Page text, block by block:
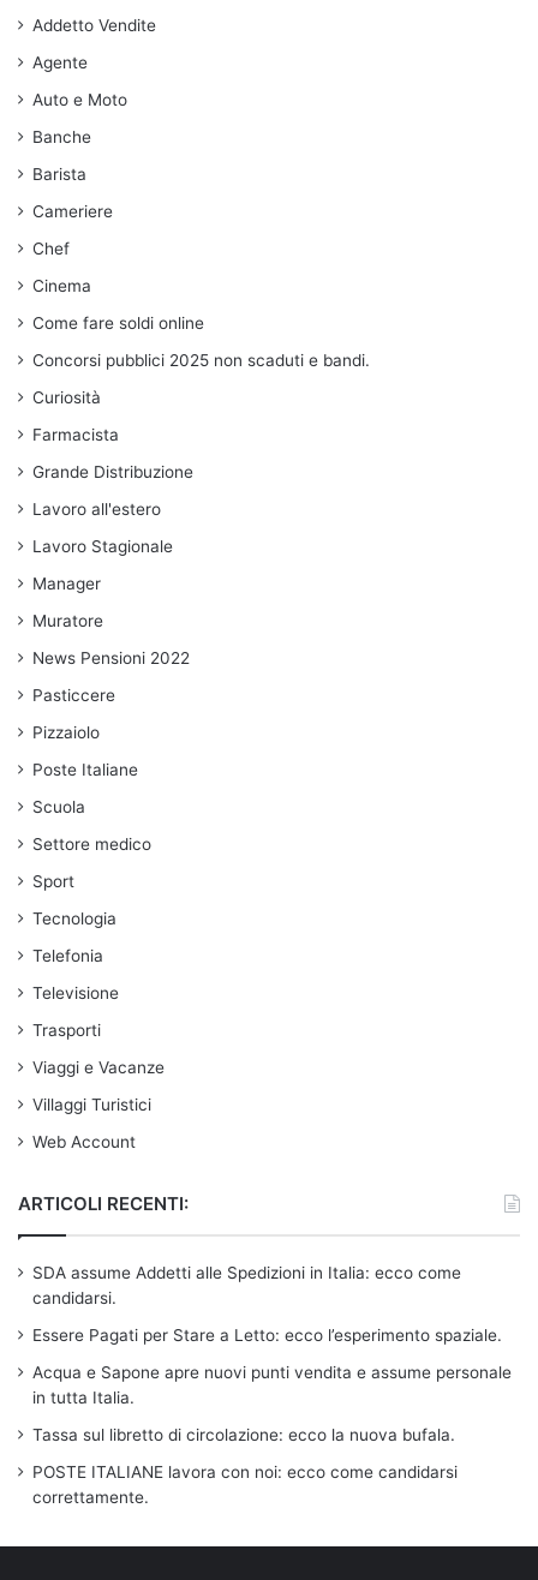
Addetto Vendite
Agente
Auto e Moto
Banche
Barista
Cameriere
Chef
Cinema
Come fare soldi online
Concorsi pubblici 2025 non scaduti e bandi.
Curiosità
Farmacista
Grande Distribuzione
Lavoro all'estero
Lavoro Stagionale
Manager
Muratore
News Pensioni 2022
Pasticcere
Pizzaiolo
Poste Italiane
Scuola
Settore medico
Sport
Tecnologia
Telefonia
Televisione
Trasporti
Viaggi e Vacanze
Villaggi Turistici
Web Account
ARTICOLI RECENTI:
SDA assume Addetti alle Spedizioni in Italia: ecco come
candidarsi.
Essere Pagati per Stare a Letto: ecco l’esperimento spaziale.
Acqua e Sapone apre nuovi punti vendita e assume personale
in tutta Italia.
Tassa sul libretto di circolazione: ecco la nuova bufala.
POSTE ITALIANE lavora con noi: ecco come candidarsi
correttamente.